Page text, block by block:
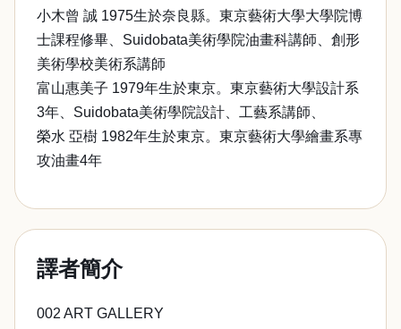
小木曾 誠 1975生於奈良縣。東京藝術大學大學院博
士課程修畢、Suidobata美術學院油畫科講師、創形
美術學校美術系講師
富山惠美子 1979年生於東京。東京藝術大學設計系
3年、Suidobata美術學院設計、工藝系講師、
榮水 亞樹 1982年生於東京。東京藝術大學繪畫系專
攻油畫4年
譯者簡介
002 ART GALLERY